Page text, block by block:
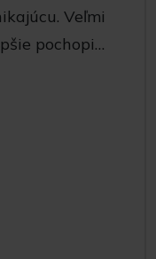
Veľmi
pochopi…